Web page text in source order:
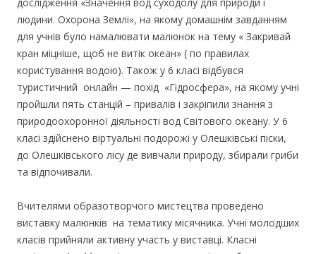
людини. Охорона Землі», на якому домашнім завданням
для учнів було намалювати малюнок на тему « Закривай
кран міцніше, щоб не витік океан» ( по правилах
користування водою). Також у 6 класі відбувся
туристичний онлайн — похід «Гідросфера», на якому учні
пройшли пять станцій – привалів і закріпили знання з
природоохоронної діяльності вод Світового океану. У 6
класі здійснено віртуальні подорожі у Олешківські піски,
до Олешківського лісу де вивчали природу, збирали гриби
та відпочивали.
Вчителями образотворчого мистецтва проведено
виставку малюнків на тематику місячника. Учні молодших
класів прийняли активну участь у виставці. Класні